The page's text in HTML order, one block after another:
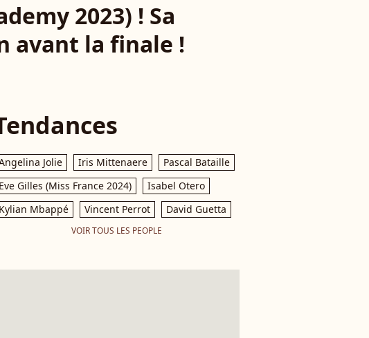
2023) ! Sa
avant la finale !
Jolie Iris Mittenaere
Pascal Bataille
Eve Gilles (Miss France 2024)
Isabel Otero
Kylian Mbappé
Vincent Perrot David Guetta
VOIR TOUS LES PEOPLE